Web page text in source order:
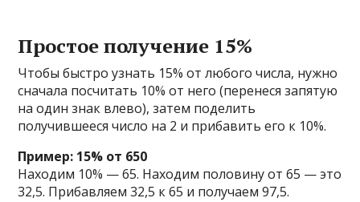
Простое получение 15%
Чтобы быстро узнать 15% от любого числа, нужно
сначала посчитать 10% от него (перенеся запятую
на один знак влево), затем поделить
получившееся число на 2 и прибавить его к 10%.
Пример: 15% от 650
Находим 10% — 65. Находим половину от 65 — это
32,5. Прибавляем 32,5 к 65 и получаем 97,5.